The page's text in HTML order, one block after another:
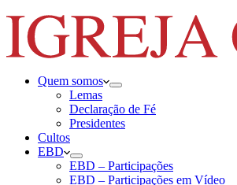
Quem somos
Lemas
Declaração de Fé
Presidentes
Cultos
EBD
EBD – Participações
EBD – Participações em Vídeo